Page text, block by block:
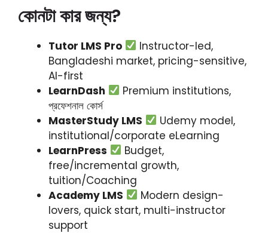
কোনটা কার জন্য?
Tutor LMS Pro
Instructor-led,
Bangladeshi market, pricing-sensitive,
AI-first
LearnDash
Premium institutions,
প্রফেশনাল কোর্স
MasterStudy LMS
Udemy model,
institutional/corporate eLearning
LearnPress
Budget,
free/incremental growth,
tuition/Coaching
Academy LMS
Modern design-
lovers, quick start, multi-instructor
support